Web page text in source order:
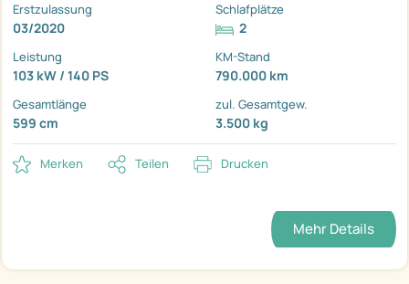
Erstzulassung
03/2020
Schlafplätze
2
Leistung
103 kW / 140 PS
KM-Stand
790.000 km
Gesamtlänge
599 cm
zul. Gesamtgew.
3.500 kg
Merken Teilen Drucken
Mehr Details